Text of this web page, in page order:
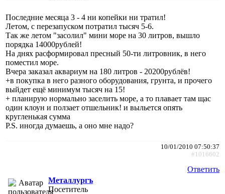
Последние месяца 3 - 4 ни копейки ни тратил!
Летом, с перезапуском потратил тысяч 5-6.
Так же летом "засолил" мини море на 30 литров, вышло
порядка 14000рублей!
На днях расформировал пресный 50-ти литровник, в него
поместил море.
Вчера заказал аквариум на 180 литров - 20200рублёв!
+в покупка в него разного оборудования, грунта, и прочего
выйдет ещё минимум тысяч на 15!
+ планирую нормально заселить море, а то плавает там щас
один клоун и ползает отшельник! и выльется опять
кругленькая сумма
P.S. иногда думаешь, а оно мне надо?
10/01/2010 07:50:37
#1016602
Ответить
Металлургъ
Посетитель